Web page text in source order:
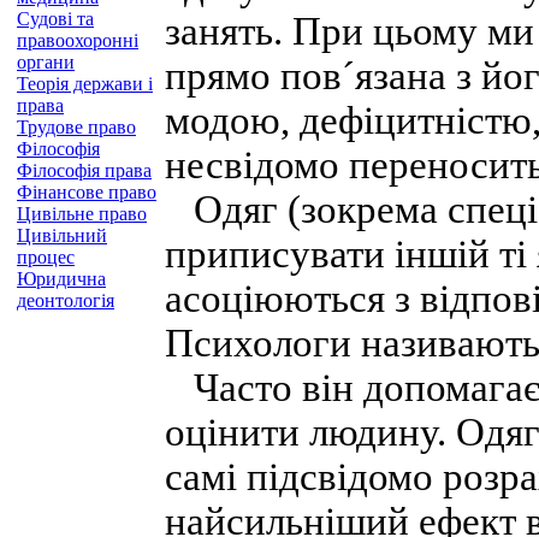
Судові та
правоохоронні
органи
Теорія держави і
права
Трудове право
Філософія
Філософія права
Фінансове право
Цивільне право
Цивільний
процес
Юридична
деонтологія
занять. При цьому ми
прямо пов´язана з
модою,
несвідомо
Одяг (зокрема
приписувати іншій ті
асоціюються з
Психологи
Часто він
оцінити людину.
самі підсвідомо
найсильніший ефект